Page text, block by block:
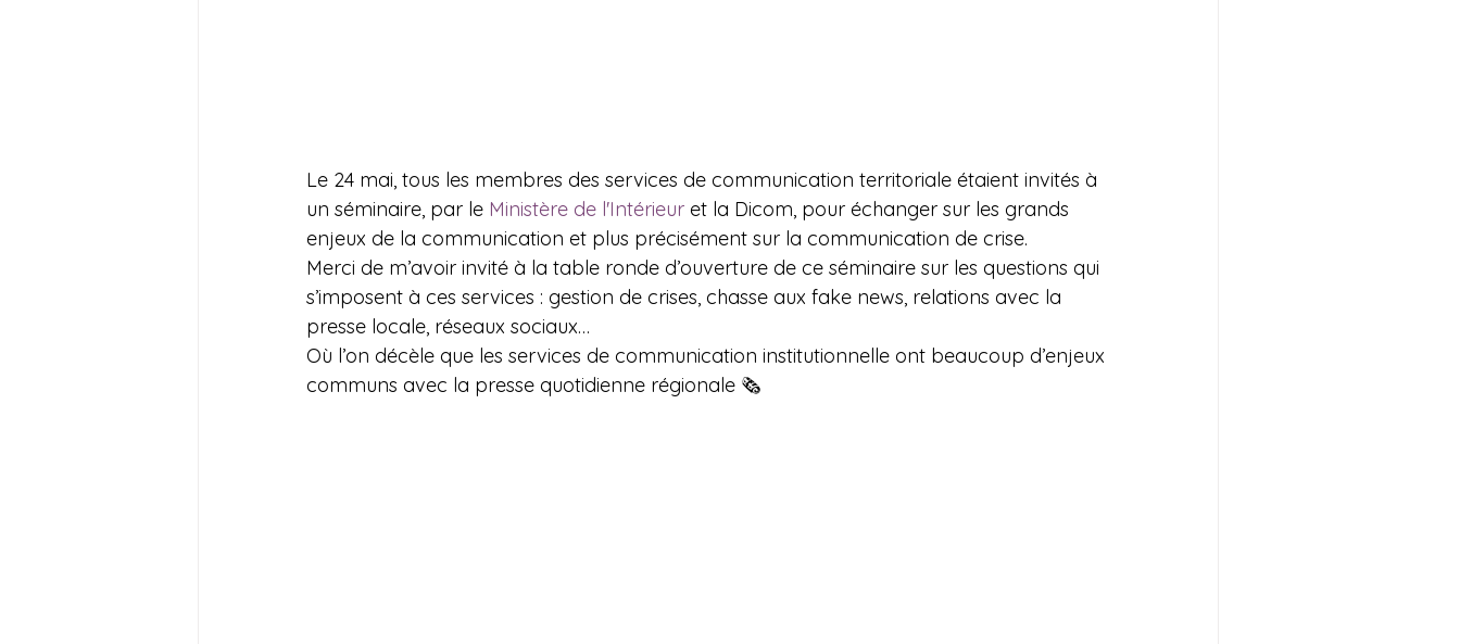
Le 24 mai, tous les membres des services de communication territoriale étaient invités à
un séminaire, par le Ministère de l'Intérieur et la Dicom, pour échanger sur les grands
enjeux de la communication et plus précisément sur la communication de crise.
Merci de m’avoir invité à la table ronde d’ouverture de ce séminaire sur les questions qui
s’imposent à ces services : gestion de crises, chasse aux fake news, relations avec la
presse locale, réseaux sociaux…
Où l’on décèle que les services de communication institutionnelle ont beaucoup d’enjeux
communs avec la presse quotidienne régionale 🗞